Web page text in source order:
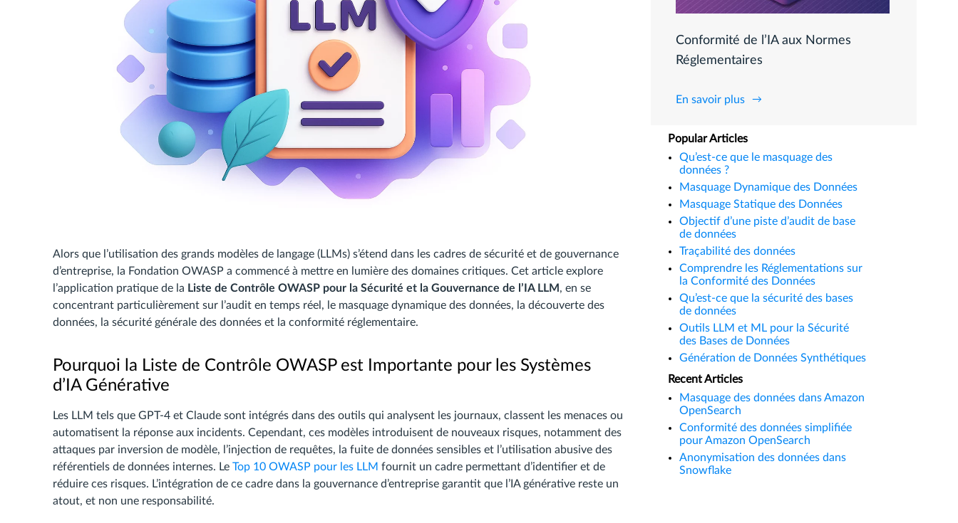
Alors que l’utilisation des grands modèles de langage (LLMs) s’étend dans les cadres de sécurité et de gouvernance
d’entreprise, la Fondation OWASP a commencé à mettre en lumière des domaines critiques. Cet article explore
l’application pratique de la Liste de Contrôle OWASP pour la Sécurité et la Gouvernance de l’IA LLM, en se
concentrant particulièrement sur l’audit en temps réel, le masquage dynamique des données, la découverte des
données, la sécurité générale des données et la conformité réglementaire.
Pourquoi la Liste de Contrôle OWASP est Importante pour les Systèmes
d’IA Générative
Les LLM tels que GPT-4 et Claude sont intégrés dans des outils qui analysent les journaux, classent les menaces ou
automatisent la réponse aux incidents. Cependant, ces modèles introduisent de nouveaux risques, notamment des
attaques par inversion de modèle, l’injection de requêtes, la fuite de données sensibles et l’utilisation abusive des
référentiels de données internes. Le Top 10 OWASP pour les LLM fournit un cadre permettant d’identifier et de
réduire ces risques. L’intégration de ce cadre dans la gouvernance d’entreprise garantit que l’IA générative reste un
atout, et non une responsabilité.
Conformité de l’IA aux Normes
Réglementaires
En savoir plus
Popular Articles
Qu’est-ce que le masquage des
données ?
Masquage Dynamique des Données
Masquage Statique des Données
Objectif d’une piste d’audit de base
de données
Traçabilité des données
Comprendre les Réglementations sur
la Conformité des Données
Qu’est-ce que la sécurité des bases
de données
Outils LLM et ML pour la Sécurité
des Bases de Données
Génération de Données Synthétiques
Recent Articles
Masquage des données dans Amazon
OpenSearch
Conformité des données simplifiée
pour Amazon OpenSearch
Anonymisation des données dans
Snowflake